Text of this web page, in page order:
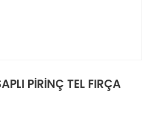
PİRİNÇ TEL FIRÇA